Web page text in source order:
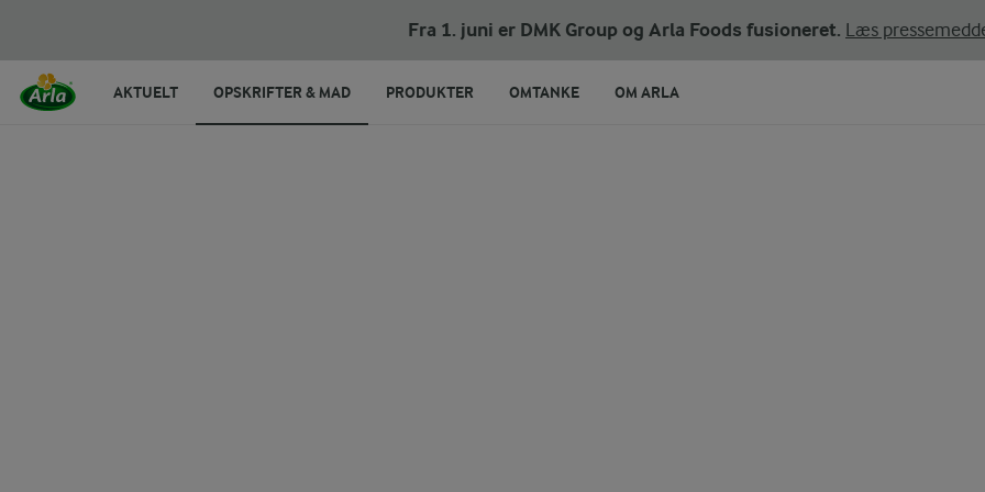
Fra 1. juni er DMK Group og Arla Foods fusioneret. Læs
AKTUELT OPSKRIFTER & MAD PRODUKTER OMTANKE OM ARLA